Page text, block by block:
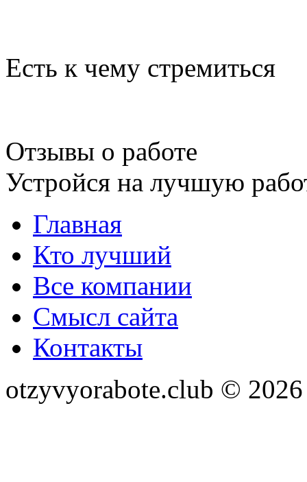
Есть к чему стремиться
Отзывы о работе
Устройся на лучшую
Главная
Кто лучший
Все компании
Смысл сайта
Контакты
otzyvyorabote.club © 2026